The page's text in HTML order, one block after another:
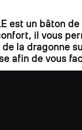
est un bâton
il vous
de la dragonne
afin de vous